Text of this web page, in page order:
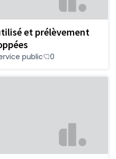
et prélèvement
public 0